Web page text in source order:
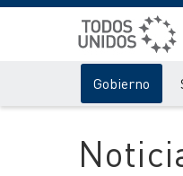
Gobierno